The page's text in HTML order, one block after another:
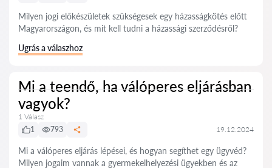
Milyen jogi előkészületek szükségesek egy házasságkötés előtt
Magyarországon, és mit kell tudni a házassági szerződésről?
Ugrás a válaszhoz
Mi a teendő, ha válóperes eljárásban
vagyok?
1 Válasz
1
793 19.12.2024
Mi a válóperes eljárás lépései, és hogyan segíthet egy ügyvéd?
Milyen jogaim vannak a gyermekelhelyezési ügyekben és az